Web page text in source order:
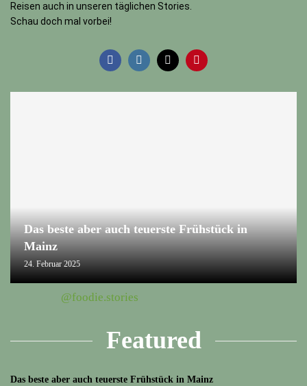
Reisen auch in unseren täglichen Stories.
Schau doch mal vorbei!
Das beste aber auch teuerste Frühstück in
Mainz
24. Februar 2025
@foodie.stories
Featured
Das beste aber auch teuerste Frühstück in Mainz